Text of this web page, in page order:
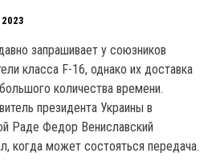
запрашивает у союзников
класса F-16, однако их доставка
количества времени.
президента Украины в
Раде Федор Вениславский
когда может состояться передача.